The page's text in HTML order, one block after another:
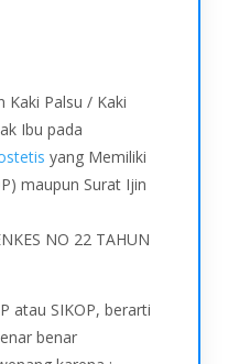
Kaki Palsu / Kaki
Ibu pada
yang Memiliki
maupun Surat Ijin
NO 22 TAHUN
atau SIKOP, berarti
benar